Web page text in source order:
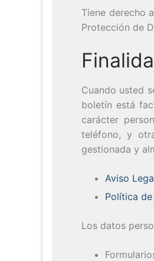
Tiene derecho
Protección de
Cuando usted
boletín está
carácter
teléfono, y
gestionada y
Aviso
Política
Los datos